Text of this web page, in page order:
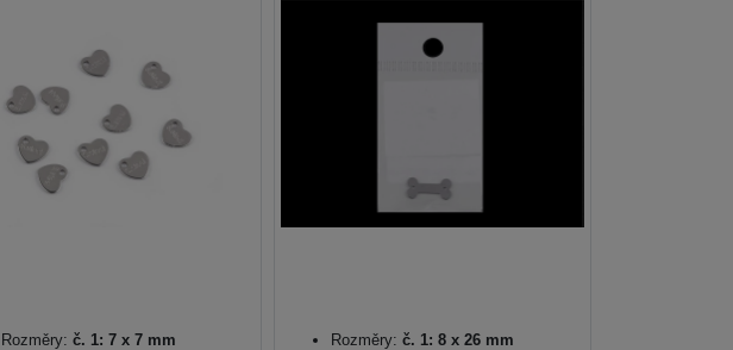
Rozměry: č. 1: 7 x 7 mm
Rozměry: č. 1: 8 x 26 mm